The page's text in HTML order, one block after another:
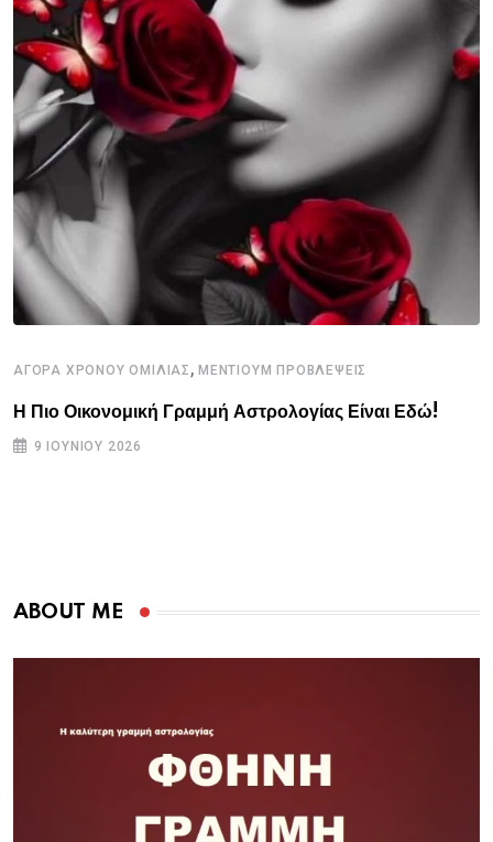
ΑΓΟΡΑ ΧΡΟΝΟΥ ΟΜΙΛΙΑΣ , ΜΕΝΤΙΟΥΜ ΠΡΟΒΛΕΨΕΙΣ
Η Πιο Οικονομική Γραμμή Αστρολογίας Είναι Εδώ!
9 ΙΟΥΝΊΟΥ 2026
ABOUT ME